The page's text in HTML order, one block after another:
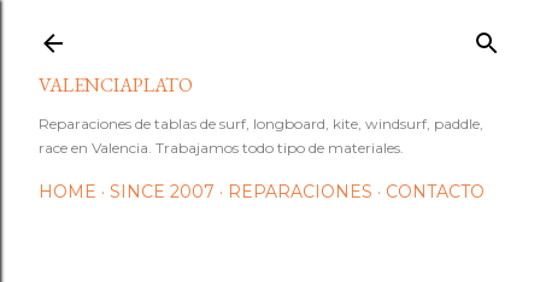
VALENCIAPLATO
Reparaciones de tablas de surf, longboard, kite, windsurf, paddle,
race en Valencia. Trabajamos todo tipo de materiales.
HOME SINCE 2007 REPARACIONES CONTACTO